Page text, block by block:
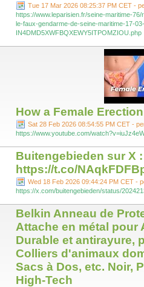
Tue 17 Mar 2026 08:25:37 PM CET -
https://www.leparisien.fr/seine-maritime-
le-faux-gendarme-de-seine-maritime-17-
IN4DMD5XWFBQXEWY5ITPOMZIOU.php
How a Female
Sat 28 Feb 2026 08:54:55 PM CET -
https://www.youtube.com/
Buitengebieden sur X
https://t.co/
Wed 18 Feb 2026 09:44:24 PM CET -
https://x.com/buitengebieden/status/
Belkin Anneau de
Attache en métal pour
Durable et antirayure,
Colliers d'animaux
Sacs à Dos, etc. Noir,
High-Tech